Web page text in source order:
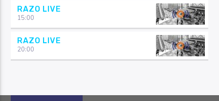
RAZO LIVE
15:00
RAZO LIVE
20:00